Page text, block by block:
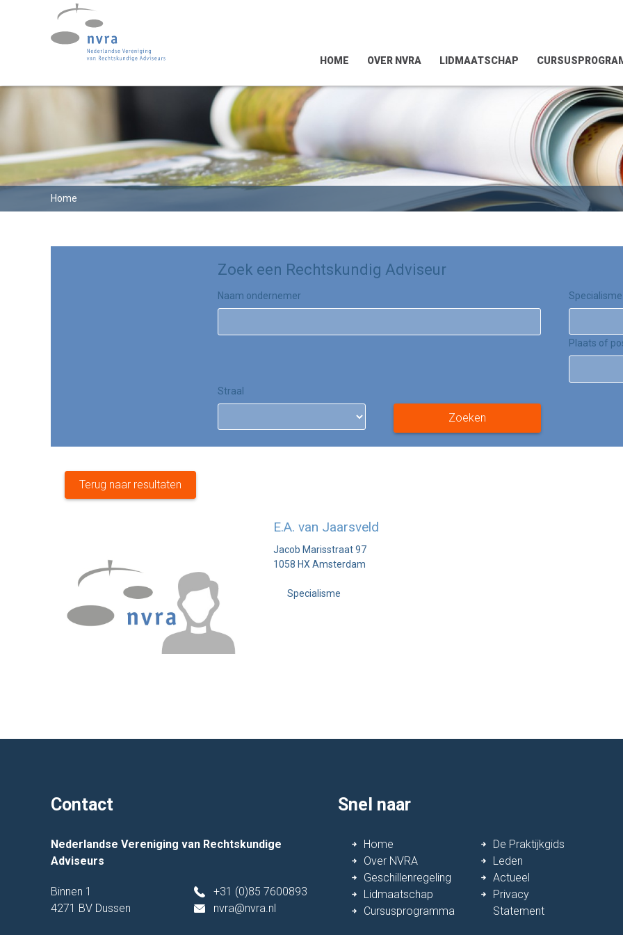
HOME OVER NVRA LIDMAATSCHAP
Home
Zoek een Rechtskundig Adviseur
Naam ondernemer Specialisme
Plaats of
Straal
Zoeken
Terug naar resultaten
E.A. van Jaarsveld
Jacob Marisstraat 97
1058 HX Amsterdam
Specialisme
Contact
Nederlandse Vereniging van Rechtskundige
Adviseurs
Binnen 1
4271 BV Dussen
+31 (0)85 7600893
nvra@nvra.nl
Snel naar
Home
Over NVRA
Geschillenregeling
Lidmaatschap
Cursusprogramma
De Praktijkgids
Leden
Actueel
Privacy
Statement